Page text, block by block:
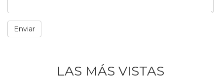
LAS MÁS VISTAS